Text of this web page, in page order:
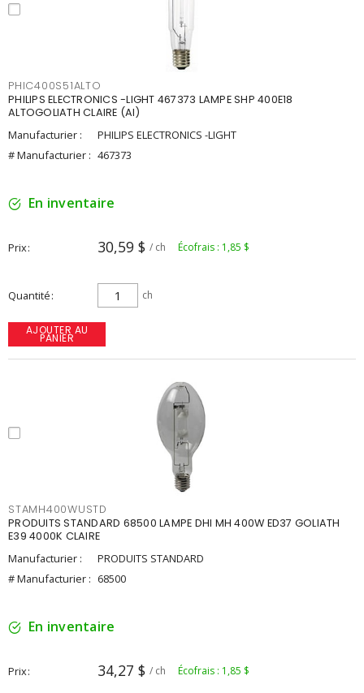
PHIC400S51ALTO
PHILIPS ELECTRONICS -LIGHT 467373 LAMPE SHP 400E18
ALTOGOLIATH CLAIRE (AI)
Manufacturier :
PHILIPS ELECTRONICS -LIGHT
# Manufacturier : 467373
En inventaire
Prix 30,59 $ / ch Écofrais : 1,85 $
Quantité ch
AJOUTER AU
PANIER
STAMH400WUSTD
PRODUITS STANDARD 68500 LAMPE DHI MH 400W ED37 GOLIATH
E39 4000K CLAIRE
Manufacturier :
PRODUITS STANDARD
# Manufacturier : 68500
En inventaire
Prix 34,27 $ / ch Écofrais : 1,85 $